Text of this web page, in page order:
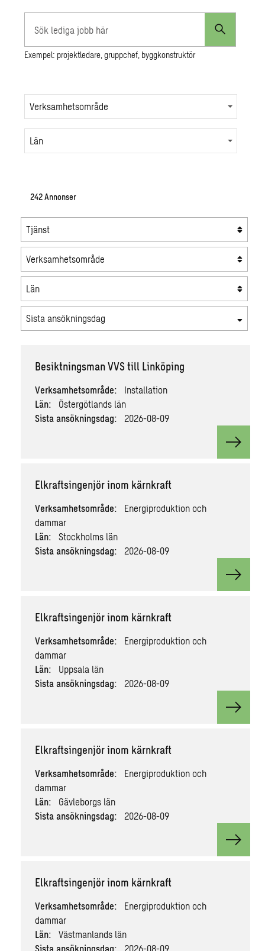
Sök
lediga
Exempel: projektledare, gruppchef, byggkonstruktör
Verksamhetsområde
Län
242Annonser
Tjänst
Verksamhetsområde
Län
Sista ansökningsdag
Besiktningsman VVS till Linköping
Verksamhetsområde:
Installation
Län:
Östergötlands län
Sista ansökningsdag:
2026-08-09
View
Elkraftsingenjör inom kärnkraft
Verksamhetsområde:
Energiproduktion och
dammar
Län:
Stockholms län
Sista ansökningsdag:
2026-08-09
View
Elkraftsingenjör inom kärnkraft
Verksamhetsområde:
Energiproduktion och
dammar
Län:
Uppsala län
Sista ansökningsdag:
2026-08-09
View
Elkraftsingenjör inom kärnkraft
Verksamhetsområde:
Energiproduktion och
dammar
Län:
Gävleborgs län
Sista ansökningsdag:
2026-08-09
View
Elkraftsingenjör inom kärnkraft
Verksamhetsområde:
Energiproduktion och
dammar
Län:
Västmanlands län
Sista ansökningsdag:
2026-08-09